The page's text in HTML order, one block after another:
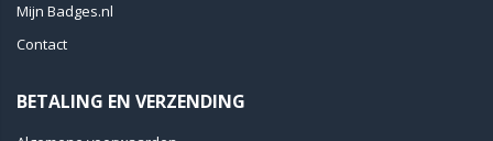
Mijn Badges.nl
Contact
BETALING EN VERZENDING